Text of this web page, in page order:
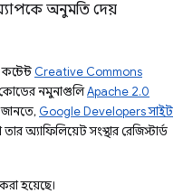
অনুমতি দেয়
Creative Commons
নমুনাগুলিApache 2.0
Google Developers সাইট
অ্যাফিলিয়েট সংস্থার রেজিস্টার্ড
হয়েছে।